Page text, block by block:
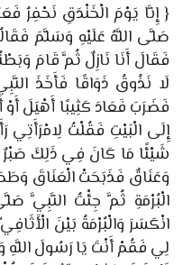
{ إِنَّا يَوْمَ الْخَنْدَقِ نَحْفِرُ
صَلَّى اللَّهُ عَلَيْهِ وَسَلَّمَ
فَقَالَ أَنَا نَازِلٌ ثُمَّ قَامَ
لَا نَذُوقُ ذَوَاقًا فَأَخَذَ
فَضَرَبَ فَعَادَ كَثِيبًا أَهْيَلَ
إِلَى الْبَيْتِ فَقُلْتُ لِامْرَأَتِي
شَيْئًا مَا كَانَ فِي ذَلِكَ
وَعَنَاقٌ فَذَبَحَتْ الْعَنَاقَ
الْبُرْمَةِ ثُمَّ جِئْتُ النَّبِيَّ
انْكَسَرَ وَالْبُرْمَةُ بَيْنَ
لِي فَقُمْ أَنْتَ يَا رَسُولَ